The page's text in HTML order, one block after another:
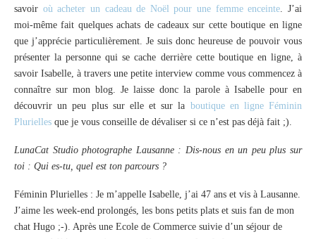
savoir où acheter un cadeau de Noël pour une femme enceinte. J’ai
moi-même fait quelques achats de cadeaux sur cette boutique en ligne
que j’apprécie particulièrement. Je suis donc heureuse de pouvoir vous
présenter la personne qui se cache derrière cette boutique en ligne, à
savoir Isabelle, à travers une petite interview comme vous commencez à
connaître sur mon blog. Je laisse donc la parole à Isabelle pour en
découvrir un peu plus sur elle et sur la boutique en ligne Féminin
Plurielles que je vous conseille de dévaliser si ce n’est pas déjà fait ;).
LunaCat Studio photographe Lausanne : Dis-nous en un peu plus sur
toi : Qui es-tu, quel est ton parcours ?
Féminin Plurielles : Je m’appelle Isabelle, j’ai 47 ans et vis à Lausanne.
J’aime les week-end prolongés, les bons petits plats et suis fan de mon
chat Hugo ;-). Après une Ecole de Commerce suivie d’un séjour de